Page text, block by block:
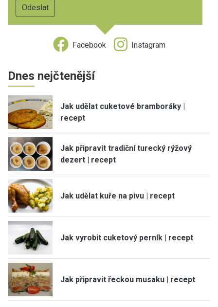
Facebook Instagram
Dnes nejčtenější
Jak udělat cuketové bramboráky |
recept
Jak připravit tradiční turecký rýžový
dezert | recept
Jak udělat kuře na pivu | recept
Jak vyrobit cuketový perník | recept
Jak připravit řeckou musaku | recept